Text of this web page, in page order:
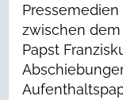
zwischen dem
Papst